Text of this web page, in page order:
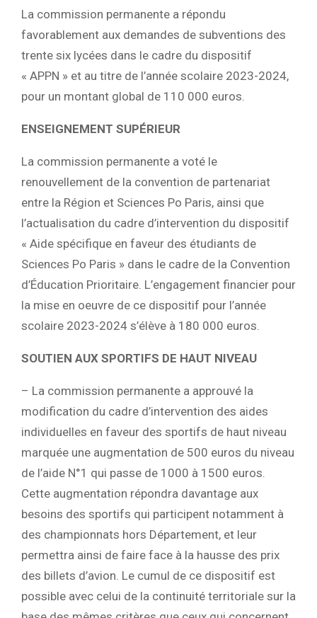
La commission permanente a répondu
favorablement aux demandes de subventions des
trente six lycées dans le cadre du dispositif
« APPN » et au titre de l’année scolaire 2023-2024,
pour un montant global de 110 000 euros.
ENSEIGNEMENT SUPÉRIEUR
La commission permanente a voté le
renouvellement de la convention de partenariat
entre la Région et Sciences Po Paris, ainsi que
l’actualisation du cadre d’intervention du dispositif
« Aide spécifique en faveur des étudiants de
Sciences Po Paris » dans le cadre de la Convention
d’Éducation Prioritaire. L’engagement financier pour
la mise en oeuvre de ce dispositif pour l’année
scolaire 2023-2024 s’élève à 180 000 euros.
SOUTIEN AUX SPORTIFS DE HAUT NIVEAU
– La commission permanente a approuvé la
modification du cadre d’intervention des aides
individuelles en faveur des sportifs de haut niveau
marquée une augmentation de 500 euros du niveau
de l’aide N°1 qui passe de 1000 à 1500 euros.
Cette augmentation répondra davantage aux
besoins des sportifs qui participent notamment à
des championnats hors Département, et leur
permettra ainsi de faire face à la hausse des prix
des billets d’avion. Le cumul de ce dispositif est
possible avec celui de la continuité territoriale sur la